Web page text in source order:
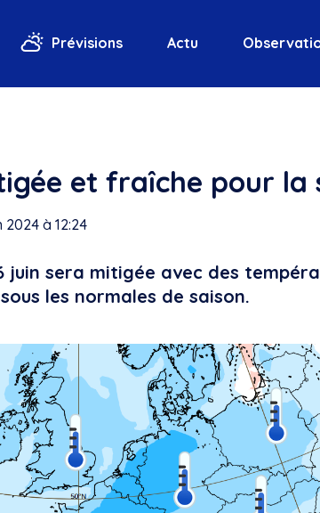
Prévisions Actu
et fraîche pour la
2024 à 12:24
juin sera mitigée avec des
les normales de saison.